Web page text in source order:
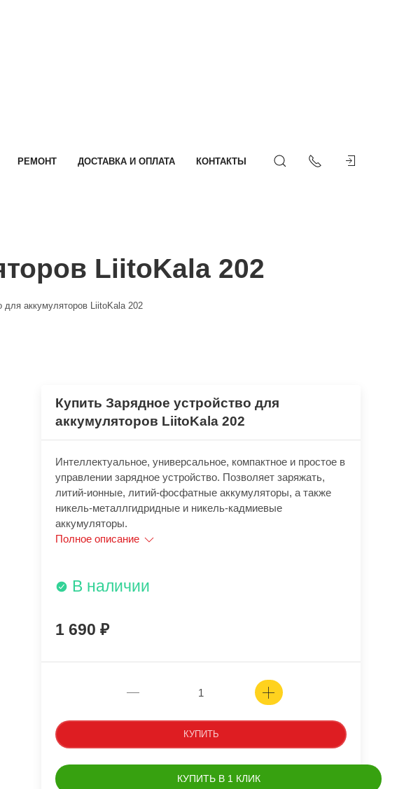
РЕМОНТ ДОСТАВКА И ОПЛАТА КОНТАКТЫ
LiitoKala 202
для аккумуляторов LiitoKala 202
Купить Зарядное устройство для
аккумуляторов LiitoKala 202
Интеллектуальное, универсальное, компактное и простое в
управлении зарядное устройство. Позволяет заряжать,
литий-ионные, литий-фосфатные аккумуляторы, а также
никель-металлгидридные и никель-кадмиевые
аккумуляторы.
Полное описание
В наличии
1 690
КУПИТЬ
КУПИТЬ В 1 КЛИК